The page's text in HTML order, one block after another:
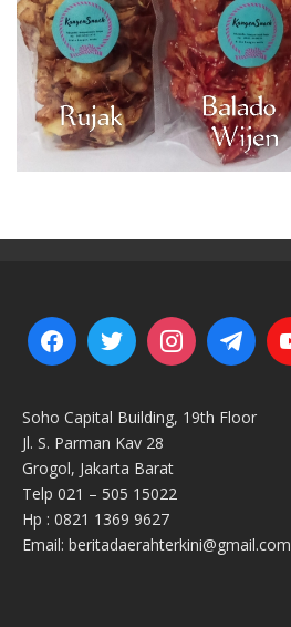
Soho Capital Building, 19th Floor
Jl. S. Parman Kav 28
Grogol, Jakarta Barat
Telp 021 – 505 15022
Hp : 0821 1369 9627
Email: beritadaerahterkini@gmail.com